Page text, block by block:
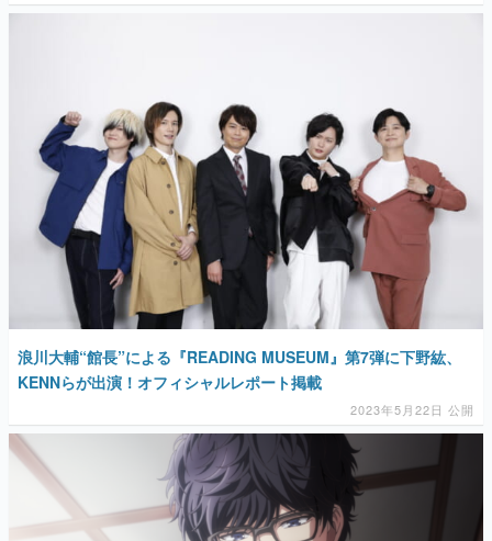
浪川大輔“館長”による『READING MUSEUM』第7弾に下野紘、
KENNらが出演！オフィシャルレポート掲載
2023年5月22日 公開